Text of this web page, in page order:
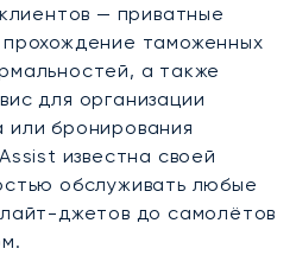
— приватные
таможенных
а также
для организации
бронирования
известна своей
обслуживать любые
джетов до самолётов